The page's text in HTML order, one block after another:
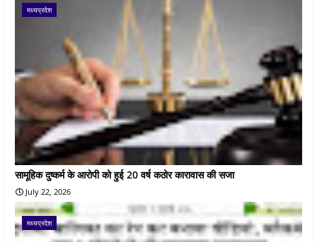
मध्यप्रदेश
सामूहिक दुष्कर्म के आरोपी को हुई 20 वर्ष कठोर कारावास की सजा
July 22, 2026
मध्यप्रदेश